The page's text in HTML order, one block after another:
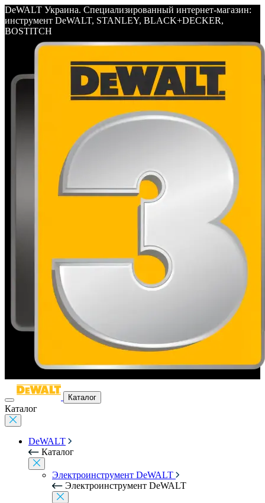
DeWALT Украина. Специализированный интернет-магазин:
инструмент DeWALT, STANLEY, BLACK+DECKER,
BOSTITCH
Каталог
Каталог
DeWALT
Каталог
Электроинструмент DeWALT
Электроинструмент DeWALT